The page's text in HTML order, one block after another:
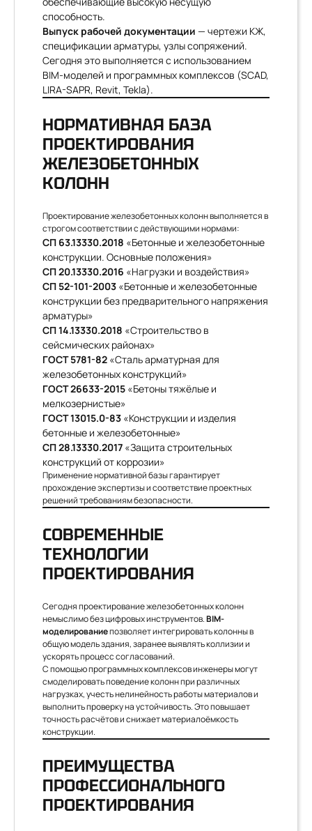
способность.
Выпуск рабочей документации — чертежи КЖ,
спецификации арматуры, узлы сопряжений.
Сегодня это выполняется с использованием
BIM-моделей и программных комплексов (SCAD,
LIRA-SAPR, Revit, Tekla).
НОРМАТИВНАЯ БАЗА
ПРОЕКТИРОВАНИЯ
ЖЕЛЕЗОБЕТОННЫХ
КОЛОНН
Проектирование железобетонных колонн выполняется в
строгом соответствии с действующими нормами:
СП 63.13330.2018 «Бетонные и железобетонные
конструкции. Основные положения»
СП 20.13330.2016 «Нагрузки и воздействия»
СП 52-101-2003 «Бетонные и железобетонные
конструкции без предварительного напряжения
арматуры»
СП 14.13330.2018 «Строительство в
сейсмических районах»
ГОСТ 5781-82 «Сталь арматурная для
железобетонных конструкций»
ГОСТ 26633-2015 «Бетоны тяжёлые и
мелкозернистые»
ГОСТ 13015.0-83 «Конструкции и изделия
бетонные и железобетонные»
СП 28.13330.2017 «Защита строительных
конструкций от коррозии»
Применение нормативной базы гарантирует
прохождение экспертизы и соответствие проектных
решений требованиям безопасности.
СОВРЕМЕННЫЕ
ТЕХНОЛОГИИ
ПРОЕКТИРОВАНИЯ
Сегодня проектирование железобетонных колонн
немыслимо без цифровых инструментов.BIM-
моделированиепозволяет интегрировать колонны в
общую модель здания, заранее выявлять коллизии и
ускорять процесс согласований.
С помощью программных комплексов инженеры могут
смоделировать поведение колонн при различных
нагрузках, учесть нелинейность работы материалов и
выполнить проверку на устойчивость. Это повышает
точность расчётов и снижает материалоёмкость
конструкции.
ПРЕИМУЩЕСТВА
ПРОФЕССИОНАЛЬНОГО
ПРОЕКТИРОВАНИЯ